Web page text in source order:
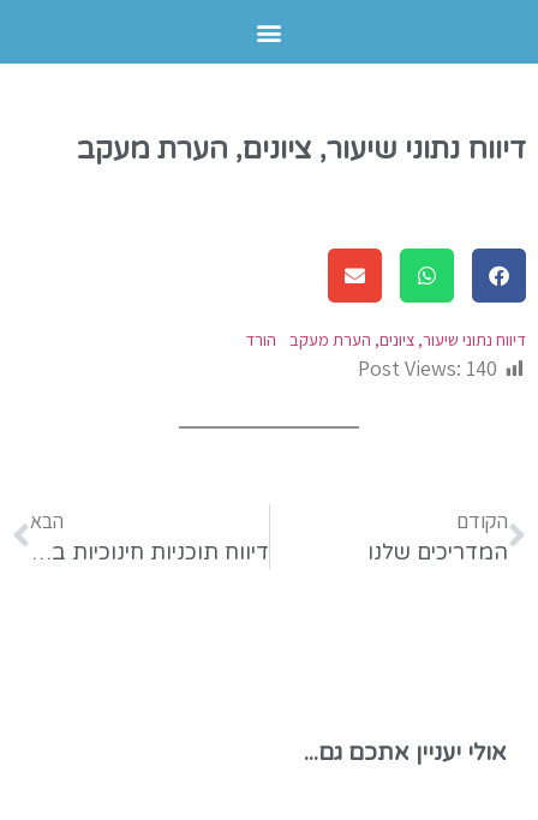
דיווח נתוני שיעור, ציונים, הערת מעקב
דיווח נתוני שיעור, ציונים, הערת מעקב הורד
Post Views: 140
הקודם
המדריכים שלנו
הבא
דיווח תוכניות חינוכיות במשוב חדש
אולי יעניין אתכם גם...